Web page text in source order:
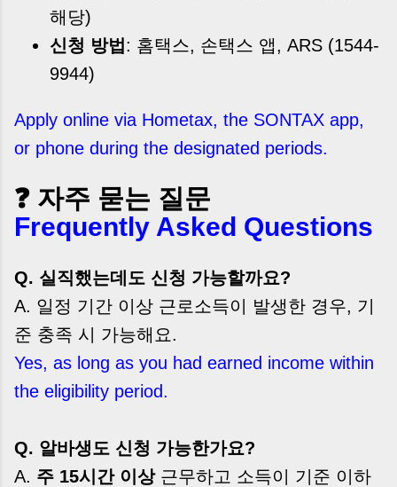
해당)
신청 방법 : 홈택스, 손택스 앱, ARS (1544-
9944)
Apply online via Hometax, the SONTAX app,
or phone during the designated periods.
❓ 자주 묻는 질문
Frequently Asked Questions
Q. 실직했는데도 신청 가능할까요?
A. 일정 기간 이상 근로소득이 발생한 경우, 기
준 충족 시 가능해요.
Yes, as long as you had earned income within
the eligibility period.
Q. 알바생도 신청 가능한가요?
A. 주 15시간 이상근무하고 소득이 기준 이하